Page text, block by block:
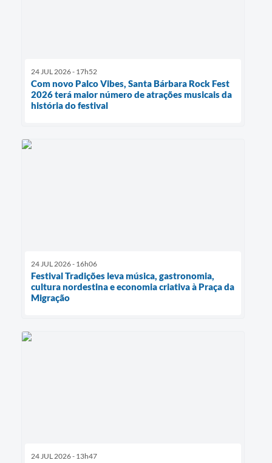
24 JUL 2026 - 17h52
Com novo Palco Vibes, Santa Bárbara Rock Fest
2026 terá maior número de atrações musicais da
história do festival
24 JUL 2026 - 16h06
Festival Tradições leva música, gastronomia,
cultura nordestina e economia criativa à Praça da
Migração
24 JUL 2026 - 13h47